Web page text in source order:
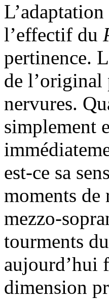
l’effectif du
pertinence.
de l’original
nervures.
simplement
est-ce sa
moments de
mezzo-
tourments
aujourd’hui
dimension